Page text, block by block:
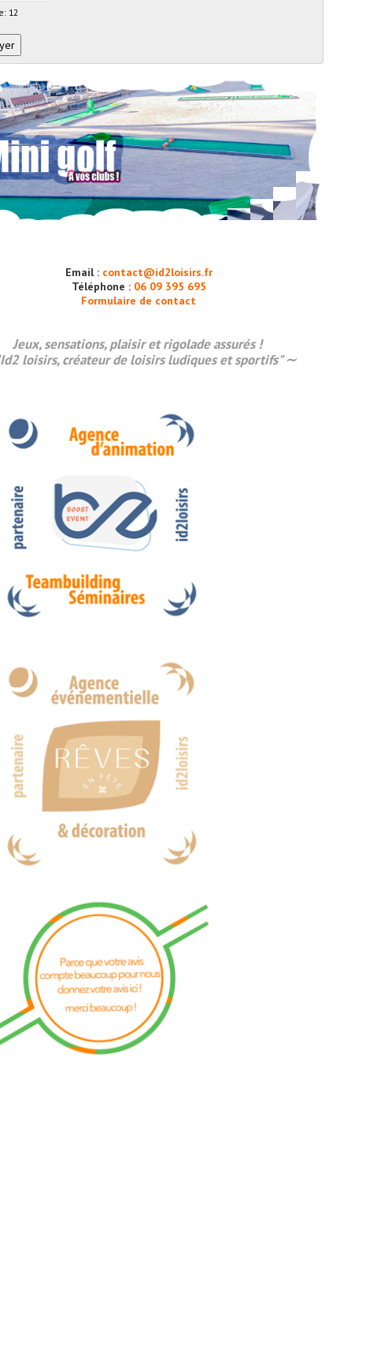
12
Email : contact@id2loisirs.fr
Téléphone : 06 09 395 695
Formulaire de contact
Jeux, sensations,plaisiret rigolade assurés !
loisirs, créateur de loisirs ludiques et sportifs" ∼